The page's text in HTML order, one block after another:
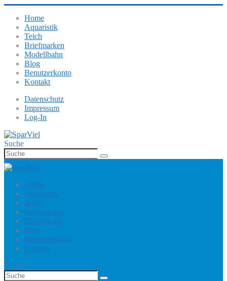
Home
Aquaristik
Teich
Briefmarken
Modellbahn
Blog
Benutzerkonto
Kontakt
Datenschutz
Impressum
Log-In
Suche
Home
Aquaristik
Teich
Briefmarken
Modellbahn
Blog
Benutzerkonto
Kontakt
Suche